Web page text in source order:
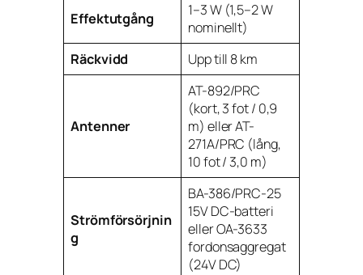
Effektutgång
1–3 W (1,5–2 W
nominellt)
Räckvidd
Upp till 8 km
Antenner
AT-892/PRC
(kort, 3 fot / 0,9
m) eller AT-
271A/PRC (lång,
10 fot / 3,0 m)
Strömförsörjnin
g
BA-386/PRC-25
15V DC-batteri
eller OA-3633
fordonsaggregat
(24V DC)